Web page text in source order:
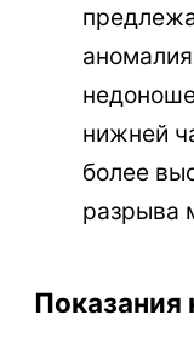
нижней
более
разрыва
Показания